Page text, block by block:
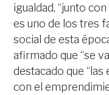
igualdad, “junto
es uno de los tres
social de esta
afirmado que “se
destacado que
con el